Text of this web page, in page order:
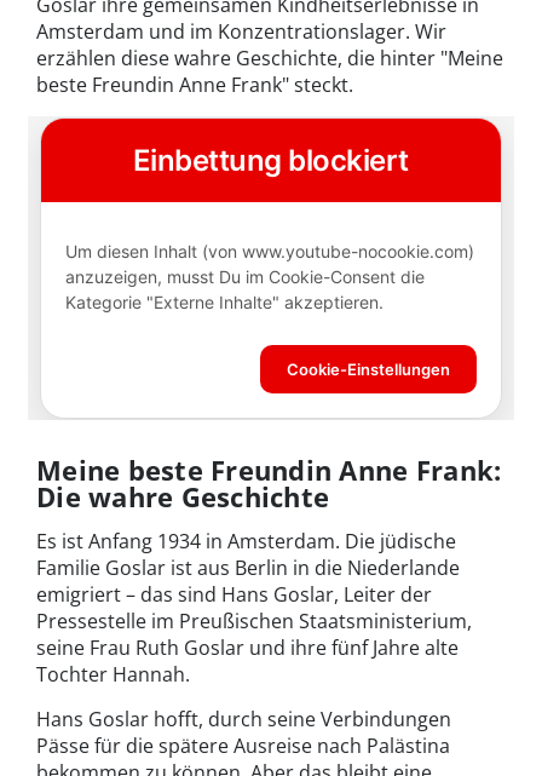
Amsterdam und im Konzentrationslager. Wir
erzählen diese wahre Geschichte, die hinter "Meine
beste Freundin Anne Frank" steckt.
Meine beste Freundin Anne Frank:
Die wahre Geschichte
Es ist Anfang 1934 in Amsterdam. Die jüdische
Familie Goslar ist aus Berlin in die Niederlande
emigriert – das sind Hans Goslar, Leiter der
Pressestelle im Preußischen Staatsministerium,
seine Frau Ruth Goslar und ihre fünf Jahre alte
Tochter Hannah.
Hans Goslar hofft, durch seine Verbindungen
Pässe für die spätere Ausreise nach Palästina